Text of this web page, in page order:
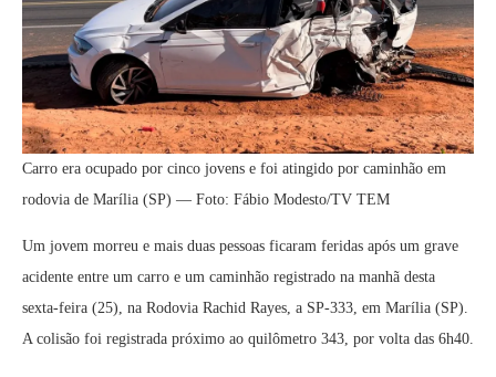
Carro era ocupado por cinco jovens e foi atingido por caminhão em
rodovia de Marília (SP) — Foto: Fábio Modesto/TV TEM
Um jovem morreu e mais duas pessoas ficaram feridas após um grave
acidente entre um carro e um caminhão registrado na manhã desta
sexta-feira (25), na Rodovia Rachid Rayes, a SP-333, em Marília (SP).
A colisão foi registrada próximo ao quilômetro 343, por volta das 6h40.